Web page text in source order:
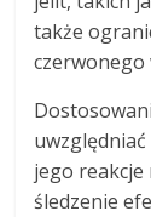
także
czerwonego
jego
śledzenie